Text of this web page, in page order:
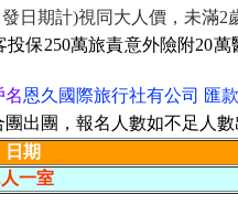
日期計)視同大人價，未滿
保250萬旅責意外險附20萬
名恩久國際旅行社有公司 匯
出團，報名人數如不足人數
日期
一室